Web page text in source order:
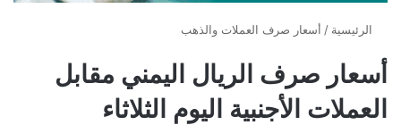
الرئيسية / أسعار صرف العملات والذهب
أسعار صرف الريال اليمني مقابل
العملات الأجنبية اليوم الثلاثاء